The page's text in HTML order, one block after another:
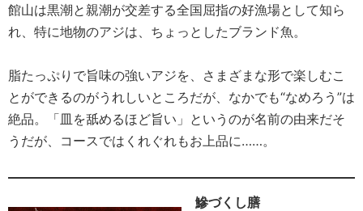
館山は黒潮と親潮が交差する全国屈指の好漁場として知ら
れ、特に地物のアジは、ちょっとしたブランド魚。
脂たっぷりで旨味の強いアジを、さまざまな形で楽しむこ
とができるのがうれしいところだが、なかでも“なめろう”は
絶品。「皿を舐めるほど旨い」というのが名前の由来だそ
うだが、コースではくれぐれもお上品に……。
鰺づくし膳